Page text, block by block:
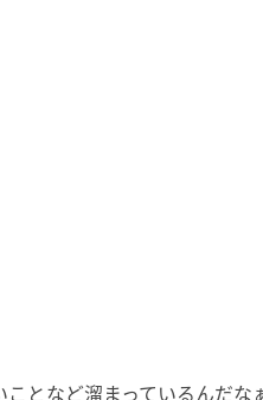
となど溜まっているんだな